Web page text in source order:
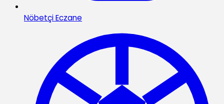
Nöbetçi Eczane